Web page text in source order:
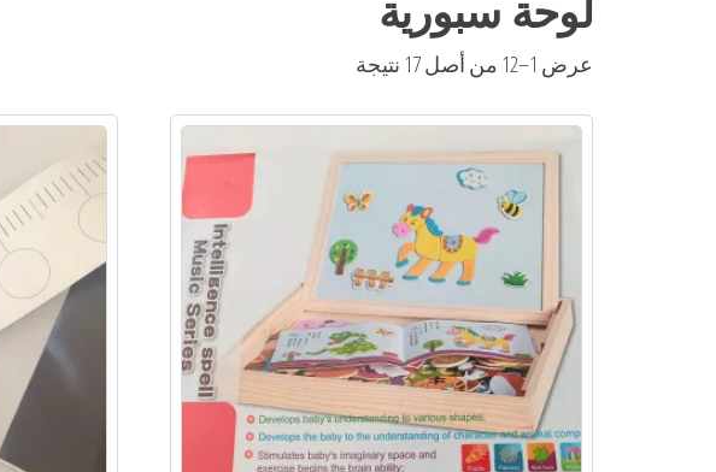
عرض 1–12 من أصل 17 نتيجة